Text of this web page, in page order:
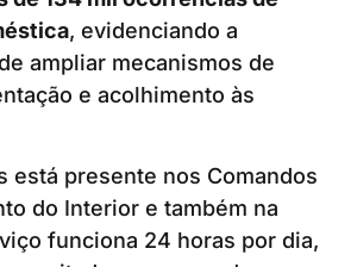
, evidenciando a
ampliar mecanismos de
e acolhimento às
está presente nos Comandos
do Interior e também na
funciona 24 horas por dia,